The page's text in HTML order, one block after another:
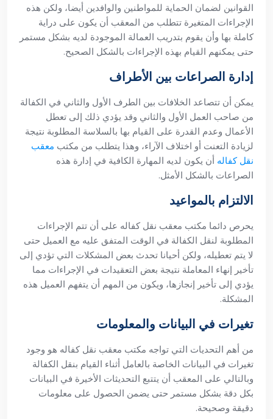
القوانين لضمان الحماية للمواطنين والوافدين أيضا، ولكن هذه
الإجراءات المتغيرة تتطلب من المعقب أن يكون على دراية
كاملة بها وأن يقوم بتدريب العمالة الموجودة لديه بشكل مستمر
حتى يمكنهم القيام بهذه الإجراءات بالشكل الصحيح.
إدارة الصراعات بين الأطراف
يمكن أن تتصاعد الخلافات بين الطرف الأول والثاني في الكفالة
من صاحب العمل الأول والثاني وقد يؤدي ذلك إلى تعطل
الأعمال وعدم القدرة على القيام بها بالسلاسة المطلوبة نتيجة
لزيادة التعنت أو اختلاف الآراء، وهذا يتطلب من مكتب معقب
نقل كفاله أن يكون لديه المهارة الكافية في إدارة هذه
الصراعات بالشكل الأمثل.
الالتزام بالمواعيد
يحرص دائما مكتب معقب نقل كفاله على أن تتم الإجراءات
المطلوبة لنقل الكفالة في الوقت المتفق عليه مع العميل حتى
لا يتم تعطيله، ولكن أحيانا تحدث بعض المشكلات التي تؤدي إلى
تأخير إنهاء المعاملة نتيجة بعض التعقيدات في الإجراءات مما
يؤدي إلى تأخير إنجازها، ويكون من المهم أن يتفهم العميل هذه
المشكلة.
تغيرات في البيانات والمعلومات
من أهم التحديات التي تواجه مكتب معقب نقل كفاله هو وجود
تغيرات في البيانات الخاصة بالعامل أثناء القيام بنقل الكفالة
وبالتالي على المعقب أن يتتبع التحديثات الأخيرة في البيانات
بكل دقة بشكل مستمر حتى يضمن الحصول على معلومات
دقيقة وصحيحة.